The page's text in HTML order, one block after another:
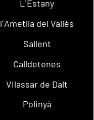
L´Estany
l´Ametlla del Vallès
Sallent
Calldetenes
Vilassar de Dalt
Polinyà